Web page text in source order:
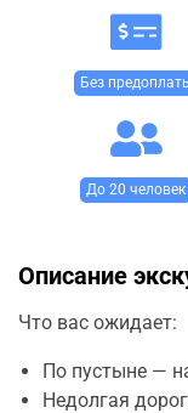
Без
До 20 человек
Описание
Что вас ожидает:
По пустыне —
Недолгая